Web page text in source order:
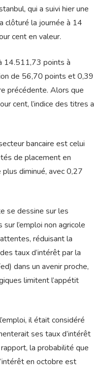
qui a suivi hier une
clôturé la journée à 14
cent en valeur.
à 14.511,73 points à
de 56,70 points et 0,39
précédente. Alors que
cent, l’indice des titres a
bancaire est celui
de placement en
diminué, avec 0,27
se dessine sur les
l’emploi non agricole
réduisant la
taux d’intérêt par la
dans un avenir proche,
limitent l’appétit
il était considéré
ses taux d’intérêt
la probabilité que
en octobre est